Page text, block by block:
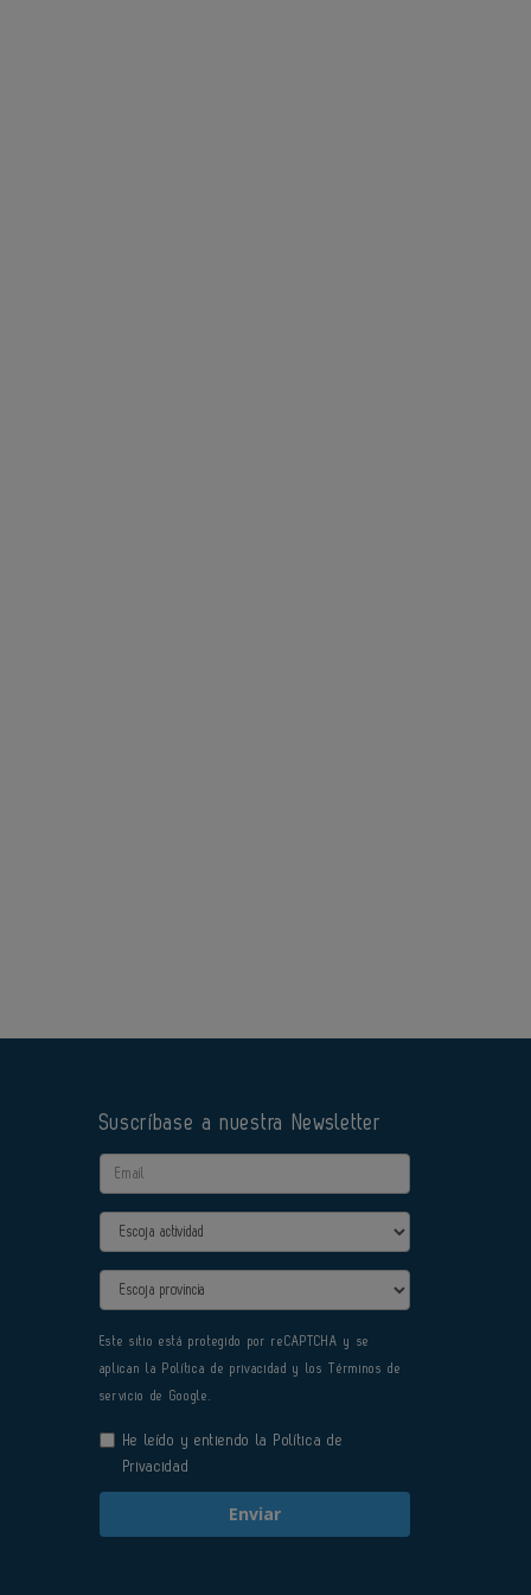
Suscríbase a nuestra Newsletter
Email
Actividad
Provincia
Este sitio está protegido por reCAPTCHA y se
aplican la Política de privacidad y los Términos de
servicio de Google.
He leído y entiendo la Política de
Privacidad
Enviar